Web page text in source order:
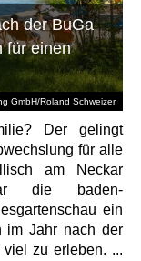
GmbH/Roland Schweizer
der BuGa
für einen
Der gelingt
für alle
am Neckar
die baden-
ein
im Jahr nach der
zu erleben. ...